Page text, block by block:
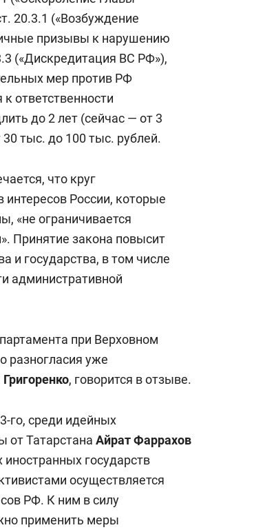
20.3.1 («Возбуждение
призывы к нарушению
(«Дискредитация ВС РФ»),
мер против РФ
ответственности
до 2 лет (сейчас — от 3
тыс. до 100 тыс. рублей.
что круг
России, которые
«не ограничивается
Принятие закона повысит
и государства, в том числе
административной
при Верховном
разногласия уже
, говорится в отзыве.
го, среди идейных
от Татарстана Айрат Фаррахов
иностранных государств
осуществляется
РФ. К ним в силу
применить меры